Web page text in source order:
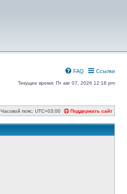
Ссылки
FAQ
Текущее время: Пт авг 07, 2026 12:18 pm
Поддержать сайт
Часовой пояс: UTC+03:00